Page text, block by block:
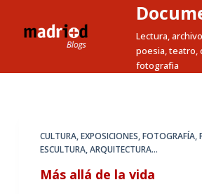
t
Lectura,
poesia, teatro,
fotografia
CULTURA,EXPOSICIONES,FOTOGRAFÍA,
ESCULTURA, ARQUITECTURA...
Más allá de la vida